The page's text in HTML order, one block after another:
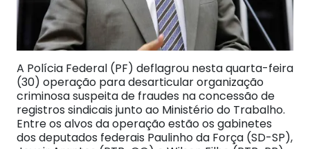
A Polícia Federal (PF) deflagrou nesta quarta-feira
(30) operação para desarticular organização
criminosa suspeita de fraudes na concessão de
registros sindicais junto ao Ministério do Trabalho.
Entre os alvos da operação estão os gabinetes
dos deputados federais Paulinho da Força (SD-SP),